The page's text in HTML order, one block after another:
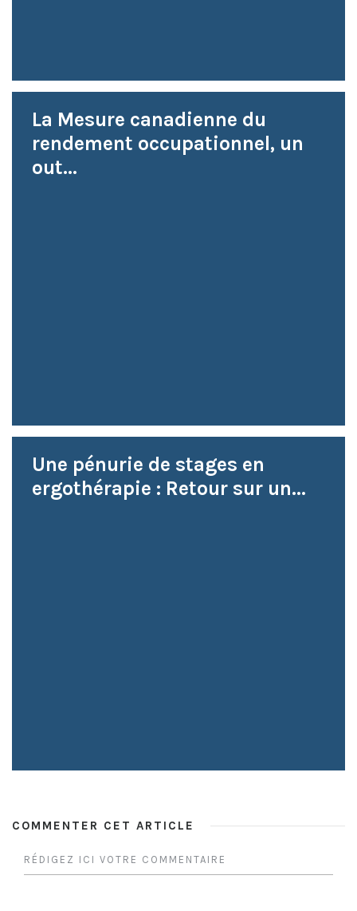
La Mesure canadienne du
rendement occupationnel, un
out...
Une pénurie de stages en
ergothérapie : Retour sur un...
COMMENTER CET ARTICLE